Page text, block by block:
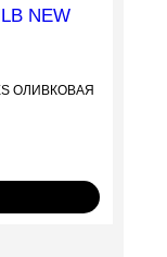
ОЛИВКОВАЯ